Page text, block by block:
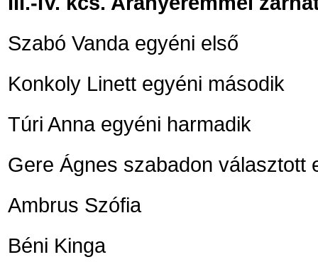
Szabó Vanda egyéni első
Konkoly Linett egyéni második
Túri Anna egyéni harmadik
Gere Ágnes szabadon választott
Ambrus Szófia
Béni Kinga